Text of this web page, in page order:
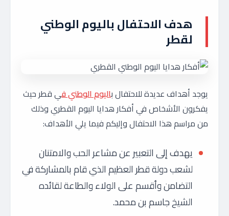
هدف الاحتفال باليوم الوطني
لقطر
يوجد أهداف عديدة للاحتفال باليوم الوطني في قطر حيث
يفكرون الأشخاص في أفكار هدايا اليوم القطري وذلك
من مراسم هذا الاحتفال وإليكم فيما يلي الأهداف:
يهدف إلى التعبير عن مشاعر الحب والامتنان
لشعب دولة قطر العظيم الذي قام بالمشاركة في
التضامن وأقسم على الولاء والطاعة لقائده
الشيخ جاسم بن محمد.